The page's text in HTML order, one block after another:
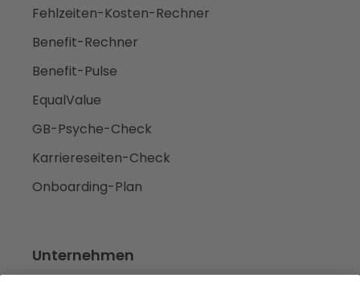
Fehlzeiten-Kosten-Rechner
Benefit-Rechner
Benefit-Pulse
EqualValue
GB-Psyche-Check
Karriereseiten-Check
Onboarding-Plan
Unternehmen